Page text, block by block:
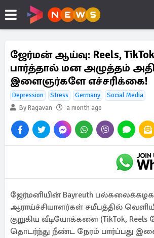
ஜேர்மன் ஆய்வு: Reels,
பார்த்தால் மன அழுத்தம்
இளைஞர்களே எச்சரிக்கை!
Depression Stress Germany
Social Media
By Ragavan
a month ago
ஜேர்மனியின் Bayreuth பல்கலைக்கழக
ஆராய்ச்சியாளர்கள் சமீபத்தில்
குறுகிய வீடியோக்களை (TikTok,
தொடர்ந்து நீண்ட நேரம் பார்ப்பது